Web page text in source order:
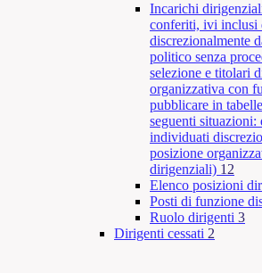
Incarichi
conferiti, ivi inclusi
discrezionalmente
politico senza
selezione e titolari
organizzativa con
pubblicare in
seguenti
individuati
posizione
dirigenziali) 12
Elenco posizioni
Posti di funzione
Ruolo dirigenti 3
Dirigenti cessati 2